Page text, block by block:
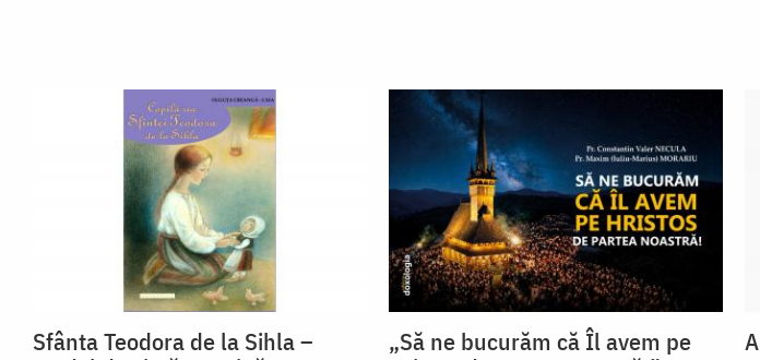
Sfânta Teodora de la Sihla –
„Să ne bucurăm că Îl avem pe